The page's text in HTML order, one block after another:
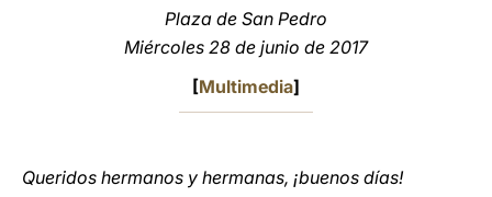
Plaza de San Pedro
Miércoles 28 de junio de 2017
[Multimedia]
Queridos hermanos y hermanas, ¡buenos días!